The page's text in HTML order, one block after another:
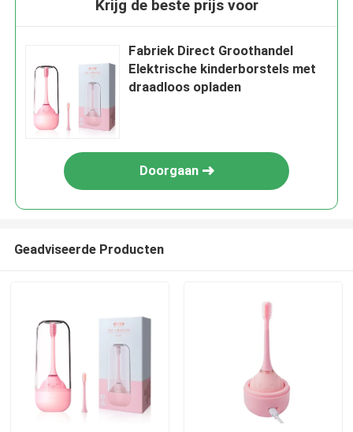
Krijg de beste prijs voor
Fabriek Direct Groothandel
Elektrische kinderborstels met
draadloos opladen
Doorgaan
Geadviseerde Producten